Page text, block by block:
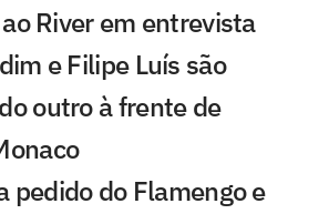
River em entrevista
e Filipe Luís são
outro à frente de
pedido do Flamengo e